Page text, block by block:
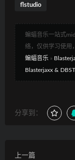
flstudio
蝙蝠音乐一站式
络，仅供学习使用
蝙蝠音乐 »
Blasterjaxx &
分享到：
上一篇